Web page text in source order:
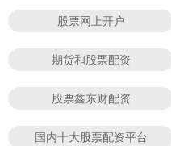
股票网上开户
期货和股票配资
股票鑫东财配资
国内十大股票配资平台